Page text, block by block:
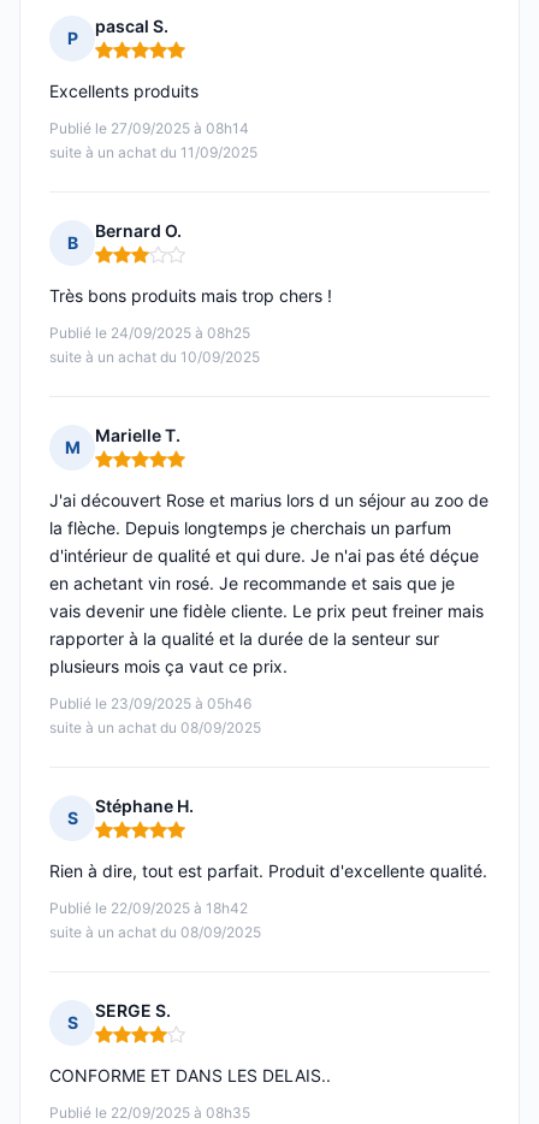
P
pascal S.
Note : 5 sur 5
Publié le 27/09/2025 à 08h14
suite à un achat du 11/09/2025
Excellents produits
B
Bernard O.
Note : 3 sur 5
Publié le 24/09/2025 à 08h25
suite à un achat du 10/09/2025
Très bons produits mais trop chers !
M
Marielle T.
Note : 5 sur 5
Publié le 23/09/2025 à 05h46
suite à un achat du 08/09/2025
J'ai découvert Rose et marius lors d un séjour au zoo de
la flèche. Depuis longtemps je cherchais un parfum
d'intérieur de qualité et qui dure. Je n'ai pas été déçue
en achetant vin rosé. Je recommande et sais que je
vais devenir une fidèle cliente. Le prix peut freiner mais
rapporter à la qualité et la durée de la senteur sur
plusieurs mois ça vaut ce prix.
S
Stéphane H.
Note : 5 sur 5
Publié le 22/09/2025 à 18h42
suite à un achat du 08/09/2025
Rien à dire, tout est parfait. Produit d'excellente qualité.
S
SERGE S.
Note : 4 sur 5
Publié le 22/09/2025 à 08h35
CONFORME ET DANS LES DELAIS..